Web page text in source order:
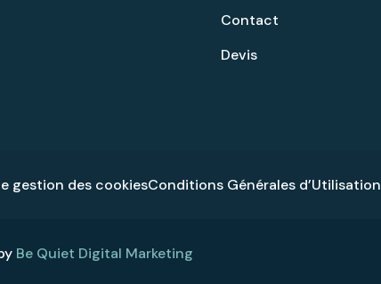
Contact
Devis
gestion des cookiesConditions Générales d’Utilisation
Be Quiet Digital Marketing